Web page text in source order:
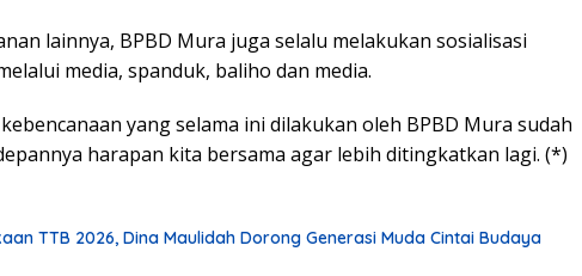
lainnya, BPBD Mura juga selalu melakukan sosialisasi
media, spanduk, baliho dan media.
yang selama ini dilakukan oleh BPBD Mura sudah
harapan kita bersama agar lebih ditingkatkan lagi. (*)
TTB 2026, Dina Maulidah Dorong Generasi Muda Cintai Budaya